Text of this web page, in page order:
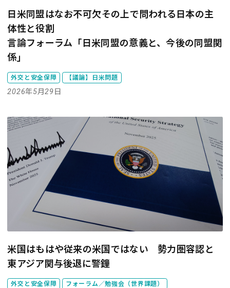
日米同盟はなお不可欠――その上で問われる日本の主
体性と役割
言論フォーラム「日米同盟の意義と、今後の同盟関
係」
外交と安全保障 【議論】日米問題
2026年5月29日
米国はもはや従来の米国ではない 勢力圏容認と
東アジア関与後退に警鐘
外交と安全保障 フォーラム／勉強会（世界課題）